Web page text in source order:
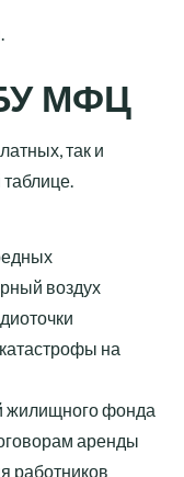
.
МФЦ
так и
воздух
на
жилищного фонда
аренды
работников